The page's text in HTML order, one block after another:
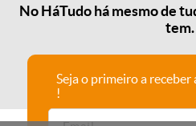
No HáTudo há mesmo de
tem.
Seja o primeiro a receber
!